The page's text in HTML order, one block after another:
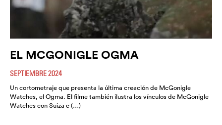
EL MCGONIGLE OGMA
SEPTIEMBRE 2024
Un cortometraje que presenta la última creación de McGonigle
Watches, el Ogma. El filme también ilustra los vínculos de McGonigle
Watches con Suiza e (…)